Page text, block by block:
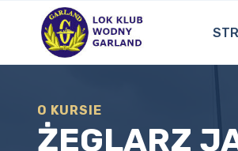
O KURSIE
ŻEGLARZ